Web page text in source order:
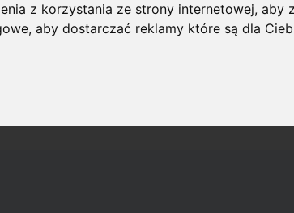
z korzystania ze strony internetowej,aby
,aby dostarczać reklamy które są dla